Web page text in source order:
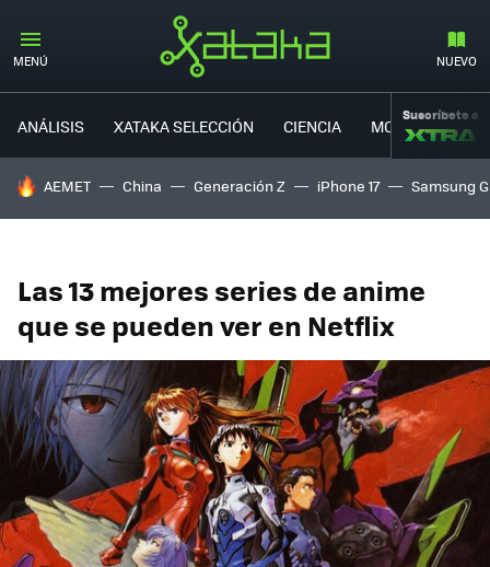
MENÚ NUEVO
ANÁLISIS XATAKA SELECCIÓN CIENCIA MOVILIDAD
Suscríbete a
HOY SE HABLA DE
AEMET China Generación Z iPhone 17 Samsung
Las 13 mejores series de anime
que se pueden ver en Netflix